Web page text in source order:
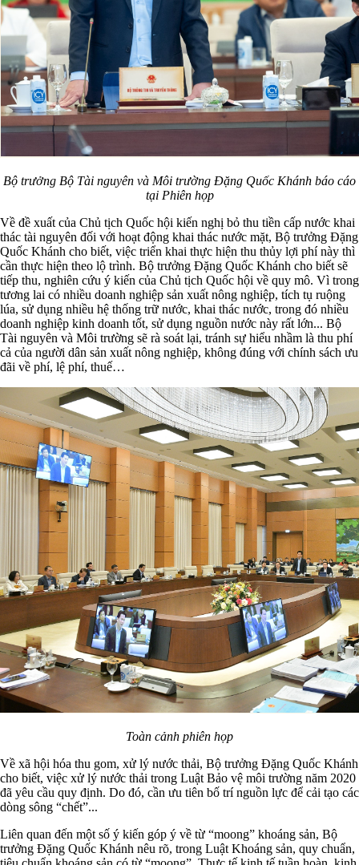
Bộ trưởng Bộ Tài nguyên và Môi trường Đặng Quốc Khánh báo cáo
tại Phiên họp
Về đề xuất của Chủ tịch Quốc hội kiến nghị bỏ thu tiền cấp nước khai
thác tài nguyên đối với hoạt động khai thác nước mặt, Bộ trưởng Đặng
Quốc Khánh cho biết, việc triển khai thực hiện thu thủy lợi phí này thì
cần thực hiện theo lộ trình. Bộ trưởng Đặng Quốc Khánh cho biết sẽ
tiếp thu, nghiên cứu ý kiến của Chủ tịch Quốc hội về quy mô. Vì trong
tương lai có nhiều doanh nghiệp sản xuất nông nghiệp, tích tụ ruộng
lúa, sử dụng nhiều hệ thống trữ nước, khai thác nước, trong đó nhiều
doanh nghiệp kinh doanh tốt, sử dụng nguồn nước này rất lớn... Bộ
Tài nguyên và Môi trường sẽ rà soát lại, tránh sự hiểu nhầm là thu phí
cả của người dân sản xuất nông nghiệp, không đúng với chính sách ưu
đãi về phí, lệ phí, thuế…
Toàn cảnh phiên họp
Về xã hội hóa thu gom, xử lý nước thải, Bộ trưởng Đặng Quốc Khánh
cho biết, việc xử lý nước thải trong Luật Bảo vệ môi trường năm 2020
đã yêu cầu quy định. Do đó, cần ưu tiên bố trí nguồn lực để cải tạo các
dòng sông “chết”...
Liên quan đến một số ý kiến góp ý về từ “moong” khoáng sản, Bộ
trưởng Đặng Quốc Khánh nêu rõ, trong Luật Khoáng sản, quy chuẩn,